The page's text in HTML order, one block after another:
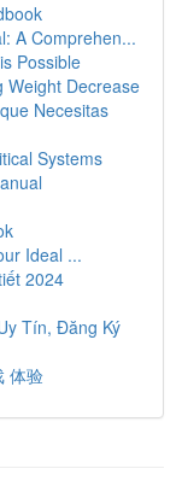
A Comprehen...
Possible
Weight Decrease
Necesitas
Systems
Ideal ...
2024
Tín, Đăng Ký
体验